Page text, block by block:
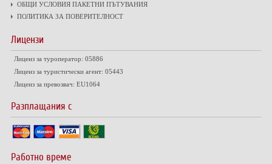
ОБЩИ УСЛОВИЯ ПАКЕТНИ ПЪТУВАНИЯ
ПОЛИТИКА ЗА ПОВЕРИТЕЛНОСТ
Лицензи
Лиценз за туроператор: 05886
Лиценз за туристически агент: 05443
Лиценз за превозвач: EU1064
Разплащания с
Работно време